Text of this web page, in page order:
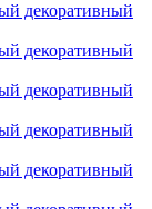
декоративный
декоративный
декоративный
декоративный
декоративный